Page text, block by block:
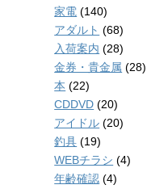
家電 (140)
アダルト (68)
入荷案内 (28)
金券・貴金属 (28)
本 (22)
CDDVD (20)
アイドル (20)
釣具 (19)
WEBチラシ (4)
年齢確認 (4)